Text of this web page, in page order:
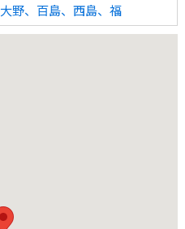
大野、百島、西島、福